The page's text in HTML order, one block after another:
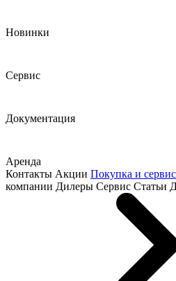
Новинки
Сервис
Документация
Аренда
Контакты Акции Покупка и сервис
компании Дилеры Сервис Статьи